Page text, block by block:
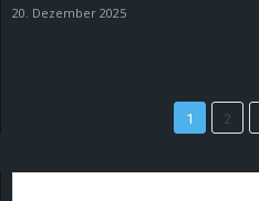
20. Dezember 2025
1 2